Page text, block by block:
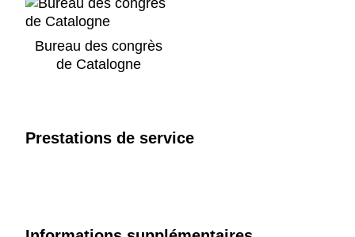
Bureau des congrès
de Catalogne
Prestations de service